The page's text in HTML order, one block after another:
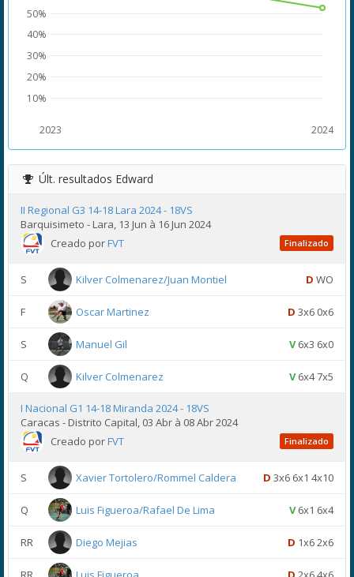
2023 2024
10%
20%
30%
40%
50%
Últ. resultados Edward
II Regional G3 14-18 Lara 2024 - 18VS
Barquisimeto - Lara, 13 Jun à 16 Jun 2024
Creado porFVT Finalizado
S Kilver Colmenarez/Juan Montiel D WO
F Oscar Martinez D 3x6 0x6
S Manuel Gil V6x3 6x0
Q Kilver Colmenarez V6x4 7x5
I Nacional G1 14-18 Miranda 2024 - 18VS
Caracas - Distrito Capital, 03 Abr à 08 Abr 2024
Creado porFVT Finalizado
S Xavier Tortolero/Rommel Caldera D 3x6 6x1 4x10
Q Luis Figueroa/Rafael De Lima V6x1 6x4
RR Diego Mejias D 1x6 2x6